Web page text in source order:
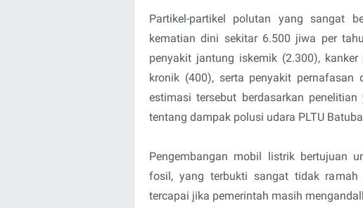
Partikel-partikel polutan yang sangat
kematian dini sekitar 6.500 jiwa per
penyakit jantung iskemik (2.300),
kronik (400), serta penyakit pernafasan
estimasi tersebut berdasarkan
tentang dampak polusi udara PLTU
Pengembangan mobil listrik bertujuan
fosil, yang terbukti sangat tidak
tercapai jika pemerintah masih